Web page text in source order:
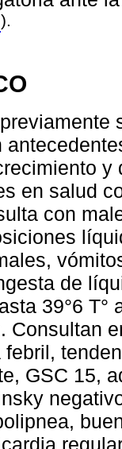
).
en salud
con
de
39°6
Consultan
GSC 15,